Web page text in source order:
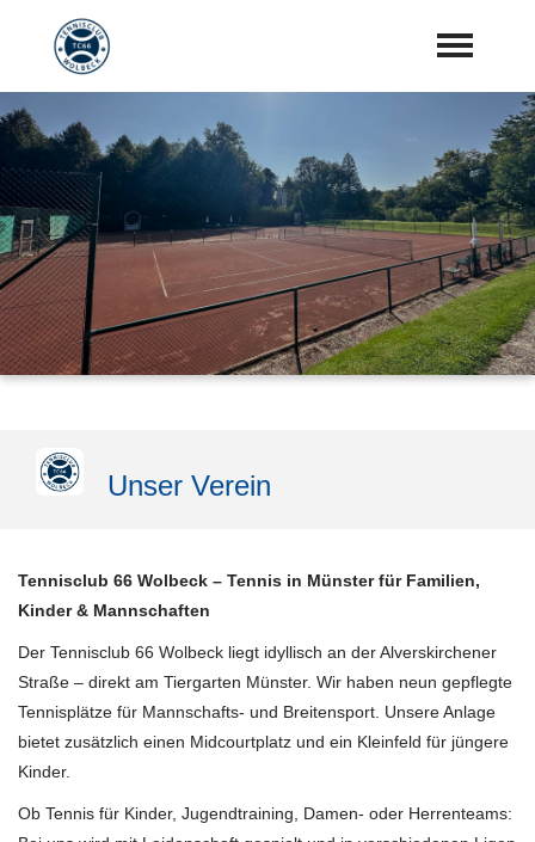
Startseite
Aktuelles
Vorstand
Training
Mannschaften
"Jetzt Mitglied werden"
Unser Verein
Tennisclub 66 Wolbeck – Tennis in Münster für Familien,
Kinder & Mannschaften
Der Tennisclub 66 Wolbeck liegt idyllisch an der Alverskirchener
Straße – direkt am Tiergarten Münster. Wir haben neun gepflegte
Tennisplätze für Mannschafts- und Breitensport. Unsere Anlage
bietet zusätzlich einen Midcourtplatz und ein Kleinfeld für jüngere
Kinder.
Ob Tennis für Kinder, Jugendtraining, Damen- oder Herrenteams: